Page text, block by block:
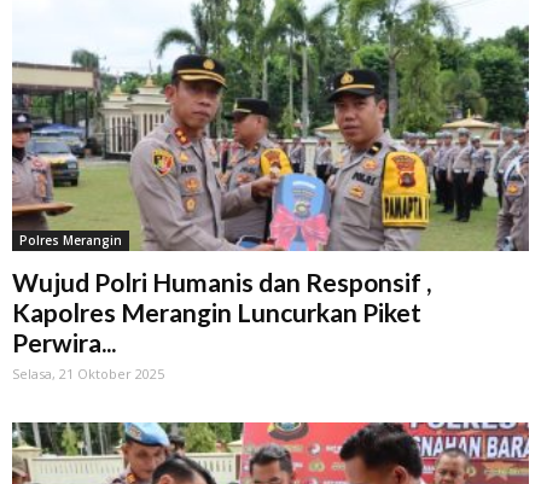
Polres Merangin
Wujud Polri Humanis dan Responsif ,
Kapolres Merangin Luncurkan Piket
Perwira...
Selasa, 21 Oktober 2025